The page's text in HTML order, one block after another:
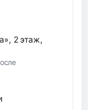
2 этаж,